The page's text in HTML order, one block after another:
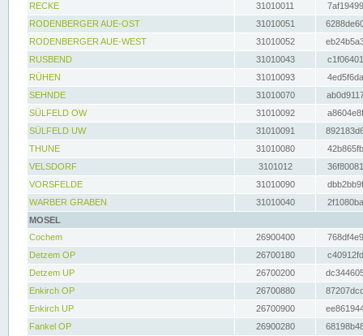
RECKE
31010011
RODENBERGER AUE-OST
31010051
RODENBERGER AUE-WEST
31010052
RUSBEND
31010043
RÜHEN
31010093
SEHNDE
31010070
SÜLFELD OW
31010092
SÜLFELD UW
31010091
THUNE
31010080
VELSDORF
3101012
VORSFELDE
31010090
WARBER GRABEN
31010040
MOSEL
Cochem
26900400
Detzem OP
26700180
Detzem UP
26700200
Enkirch OP
26700880
Enkirch UP
26700900
Fankel OP
26900280